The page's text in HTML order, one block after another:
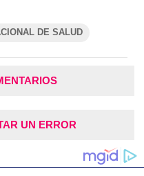
DE SALUD
UN ERROR